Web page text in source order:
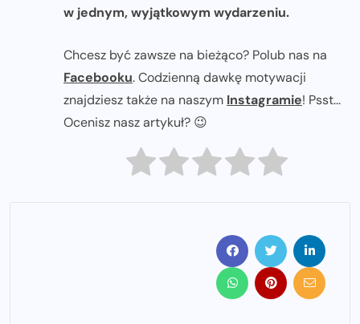
w jednym, wyjątkowym wydarzeniu.
Chcesz być zawsze na bieżąco? Polub nas na
Facebooku. Codzienną dawkę motywacji
znajdziesz także na naszym Instagramie! Psst...
Ocenisz nasz artykuł? 😉